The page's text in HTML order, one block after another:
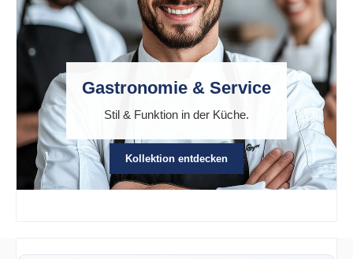
Gastronomie & Service
Stil & Funktion in der Küche.
Kollektion entdecken